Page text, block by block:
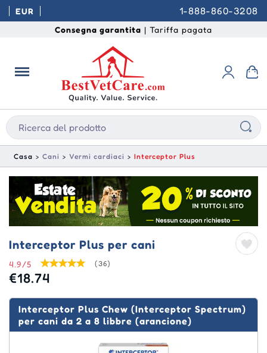
EUR 1-888-860-3208
Consegna garantita | Tariffa pagata
Casa Cani Vermi cardiaci Interceptor Plus
Interceptor Plus per cani
4.9/5 (36)
€18.74
Interceptor Plus Chew (Interceptor Spectrum)
per cani da 2 a 8 libbre (arancione)